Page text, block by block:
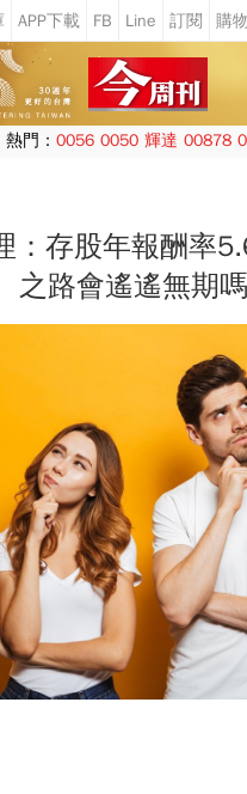
熱門： 0056 0050 輝達 00878
：存股年報酬率
之路會遙遙無期